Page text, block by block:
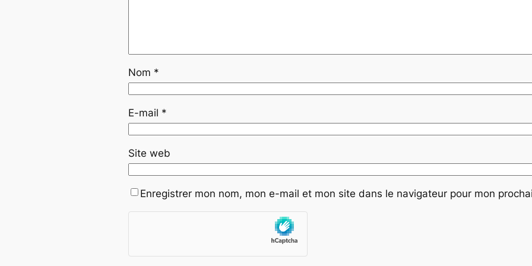
Nom *
E-mail *
Site web
Enregistrer mon nom, mon e-mail et mon site dans le navigateur pour mon